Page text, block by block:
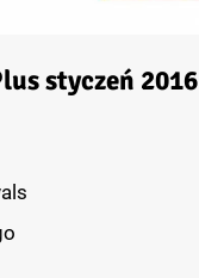
styczeń 2016